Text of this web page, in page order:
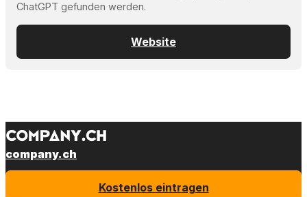
ChatGPT gefunden werden.
Website
company.ch
Kostenlos eintragen